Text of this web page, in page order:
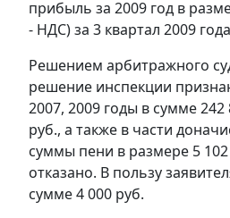
прибыль за 2009 год в
- НДС) за 3 квартал 2009
Решением арбитражного
решение инспекции
2007, 2009 годы в сумме
руб., а также в части
суммы пени в размере 5
отказано. В пользу
сумме 4 000 руб.